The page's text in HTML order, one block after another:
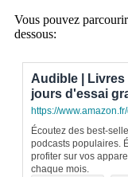
Vous pouvez
dessous:
Audible |
jours d'essai
https://
Écoutez des best-
podcasts populaires.
profiter sur vos
chaque mois.